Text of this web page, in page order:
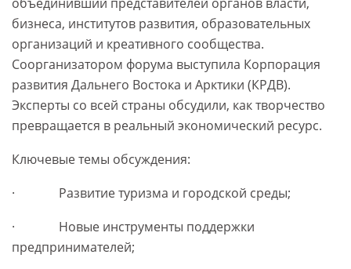
бизнеса, институтов развития, образовательных
организаций и креативного сообщества.
Соорганизатором форума выступила Корпорация
развития Дальнего Востока и Арктики (КРДВ).
Эксперты со всей страны обсудили, как творчество
превращается в реальный экономический ресурс.
Ключевые темы обсуждения:
· Развитие туризма и городской среды;
· Новые инструменты поддержки
предпринимателей;